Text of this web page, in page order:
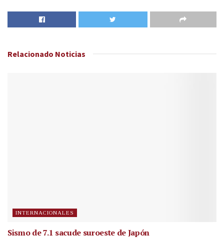
Relacionado Noticias
INTERNACIONALES
Sismo de 7.1 sacude suroeste de Japón